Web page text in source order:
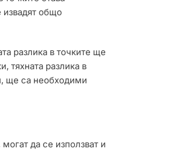
извадят общо
разлика в точките ще
тяхната разлика в
ще са необходими
да се използват и